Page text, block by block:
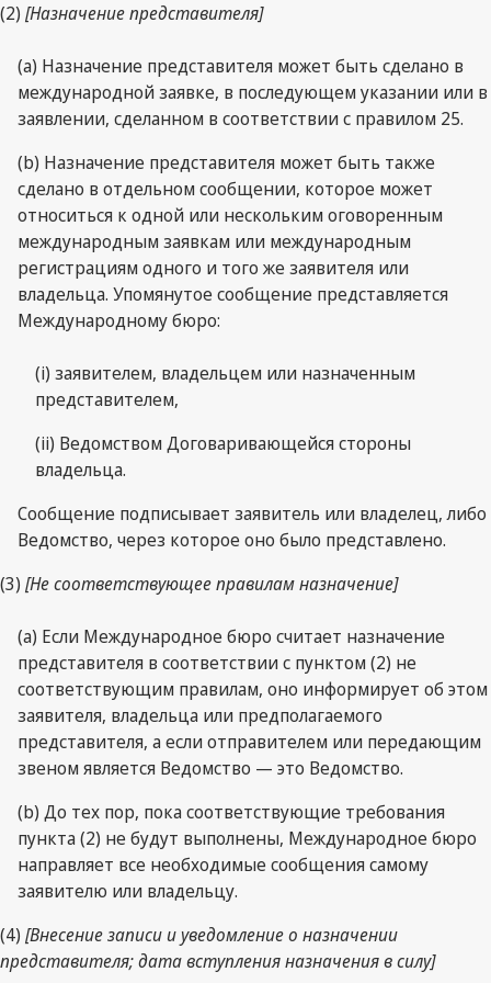
(2) [Назначение представителя]
(a) Назначение представителя может быть сделано в
международной заявке, в последующем указании или в
заявлении, сделанном в соответствии с правилом 25.
(b) Назначение представителя может быть также
сделано в отдельном сообщении, которое может
относиться к одной или нескольким оговоренным
международным заявкам или международным
регистрациям одного и того же заявителя или
владельца. Упомянутое сообщение представляется
Международному бюро:
(i) заявителем, владельцем или назначенным
представителем,
(ii) Ведомством Договаривающейся стороны
владельца.
Сообщение подписывает заявитель или владелец, либо
Ведомство, через которое оно было представлено.
(3) [Не соответствующее правилам назначение]
(a) Если Международное бюро считает назначение
представителя в соответствии с пунктом (2) не
соответствующим правилам, оно информирует об этом
заявителя, владельца или предполагаемого
представителя, а если отправителем или передающим
звеном является Ведомство — это Ведомство.
(b) До тех пор, пока соответствующие требования
пункта (2) не будут выполнены, Международное бюро
направляет все необходимые сообщения самому
заявителю или владельцу.
(4) [Внесение записи и уведомление о назначении
представителя; дата вступления назначения в силу]